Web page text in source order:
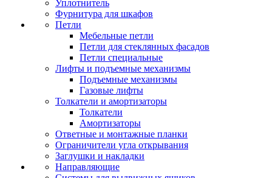
Уплотнитель
Фурнитура для шкафов
Петли
Мебельные петли
Петли для стеклянных фасадов
Петли специальные
Лифты и подъемные механизмы
Подъемные механизмы
Газовые лифты
Толкатели и амортизаторы
Толкатели
Амортизаторы
Ответные и монтажные планки
Ограничители угла открывания
Заглушки и накладки
Направляющие